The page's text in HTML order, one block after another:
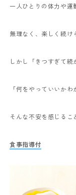
一人ひとりの体力や運
無理なく、楽しく続け
しかし「きつすぎて続
「何をやっていいかわ
そんな不安を感じるこ
食事指導付